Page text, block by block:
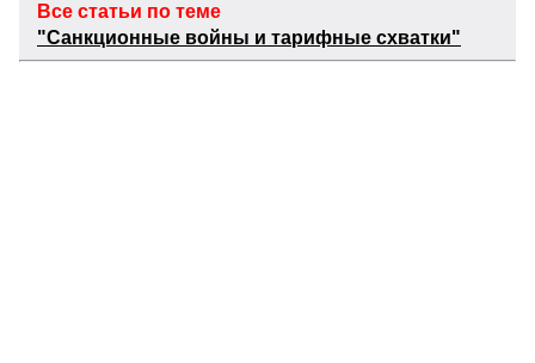
Все статьи по теме
"Санкционные войны и тарифные схватки"